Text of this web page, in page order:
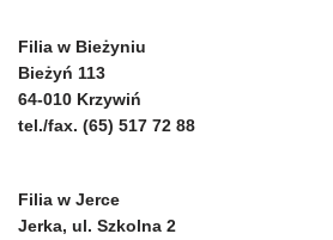
Filia w Bieżyniu
Bieżyń 113
64-010 Krzywiń
tel./fax. (65) 517 72 88
Filia w Jerce
Jerka, ul. Szkolna 2